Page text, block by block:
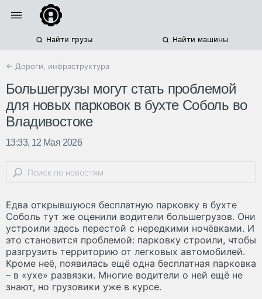
Найти грузы Найти машины
← Дороги, инфраструктура
Большегрузы могут стать проблемой
для новых парковок в бухте Соболь во
Владивостоке
13:33, 12 Мая 2026
Едва открывшуюся бесплатную парковку в бухте
Соболь тут же оценили водители большегрузов. Они
устроили здесь перестой c нередкими ночёвками. И
это становится проблемой: парковку строили, чтобы
разгрузить территорию от легковых автомобилей.
Кроме неё, появилась ещё одна бесплатная парковка
– в «ухе» развязки. Многие водители о ней ещё не
знают, но грузовики уже в курсе.